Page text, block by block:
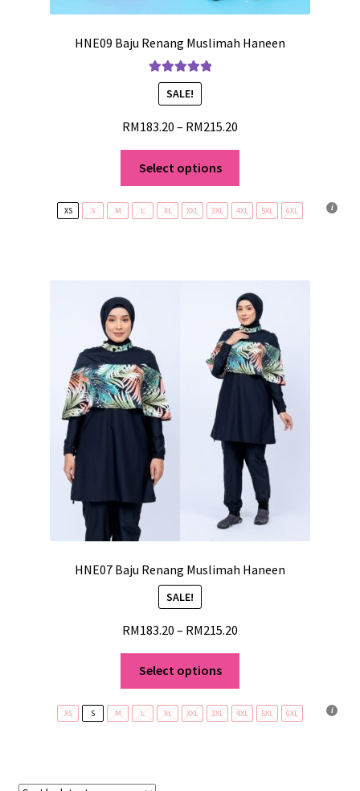
HNE09 Baju Renang Muslimah Haneen
Rated5.00
out of 5
SALE!
RM183.20 – RM215.20
Select options
XS S M L XL XXL 3XL 4XL 5XL 6XL
HNE07 Baju Renang Muslimah Haneen
SALE!
RM183.20 – RM215.20
Select options
XS S M L XL XXL 3XL 4XL 5XL 6XL